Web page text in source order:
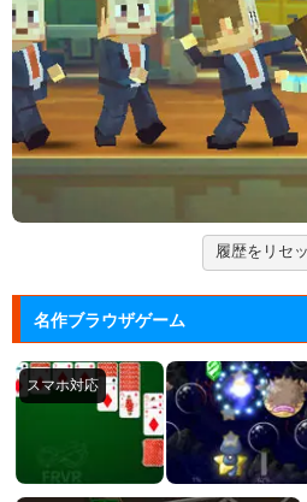
エヴァンゲリオン まご
実機スロット「エヴァ
に」をシミュレ...
Arkanoid
タイトーが開発したア
ズーキーパー2
動物たちを3匹以上にし
ム。
履歴をリセ
名作ブラウザゲーム